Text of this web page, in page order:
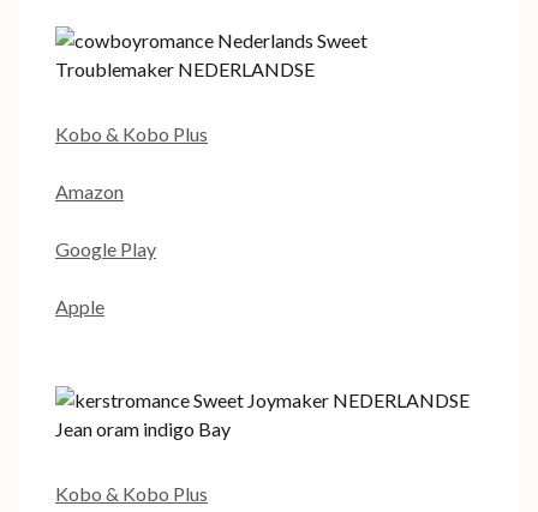
Kobo & Kobo Plus
Amazon
Google Play
Apple
Kobo & Kobo Plus